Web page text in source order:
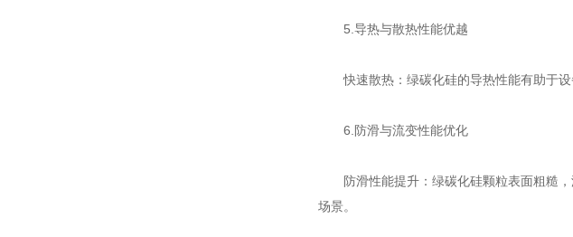
5.导热与散热性能优越
快速散热：绿碳化硅的导热性能有助于设
6.防滑与流变性能优化
防滑性能提升：绿碳化硅颗粒表面粗糙，
场景。